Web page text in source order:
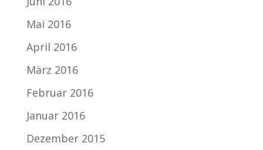
Mai 2016
April 2016
März 2016
Februar 2016
Januar 2016
Dezember 2015